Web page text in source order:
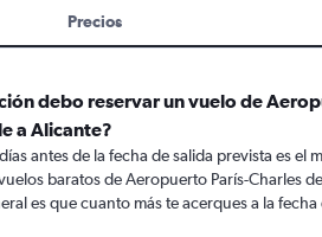
Precios
debo reservar un vuelo de
a Alicante?
antes de la fecha de salida prevista es el
baratos de Aeropuerto París-Charles
es que cuanto más te acerques a la fecha